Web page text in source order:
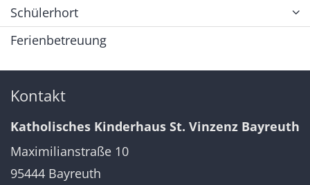
Schülerhort
Ferienbetreuung
Kontakt
Katholisches Kinderhaus St. Vinzenz Bayreuth
Maximilianstraße 10
95444 Bayreuth